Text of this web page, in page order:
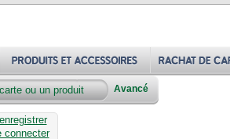
Avancé
connecter